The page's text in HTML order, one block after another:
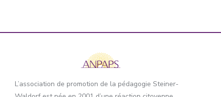
L’association de promotion de la pédagogie Steiner-